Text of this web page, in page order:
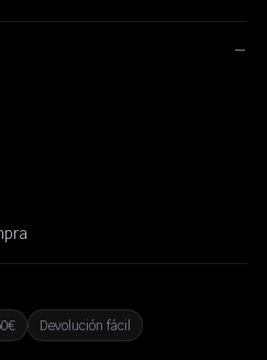
Devolución fácil